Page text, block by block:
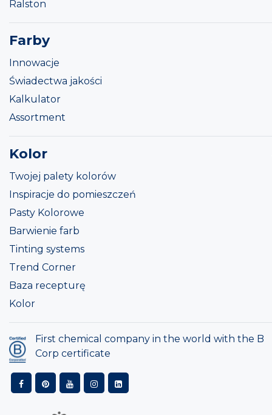
Ralston
Farby
Innowacje
Świadectwa jakości
Kalkulator
Assortment
Kolor
Twojej palety kolorów
Inspiracje do pomieszczeń
Pasty Kolorowe
Barwienie farb
Tinting systems
Trend Corner
Baza recepturę
Kolor
First chemical company in the world with the B
Corp certificate